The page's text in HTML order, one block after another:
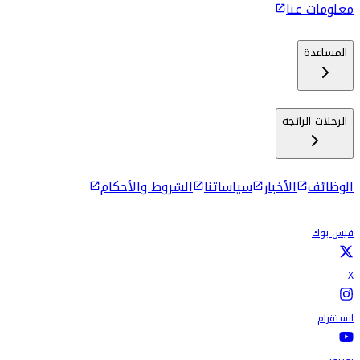
معلومات عنا
المساعدة
الرحلات الرائجة
الوظائف الأخبار سياساتنا الشروط والأحكام
فيس بوك
X
انستقرام